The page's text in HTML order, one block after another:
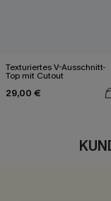
Texturiertes V-Ausschnitt-
Top mit Cutout
29,00 €